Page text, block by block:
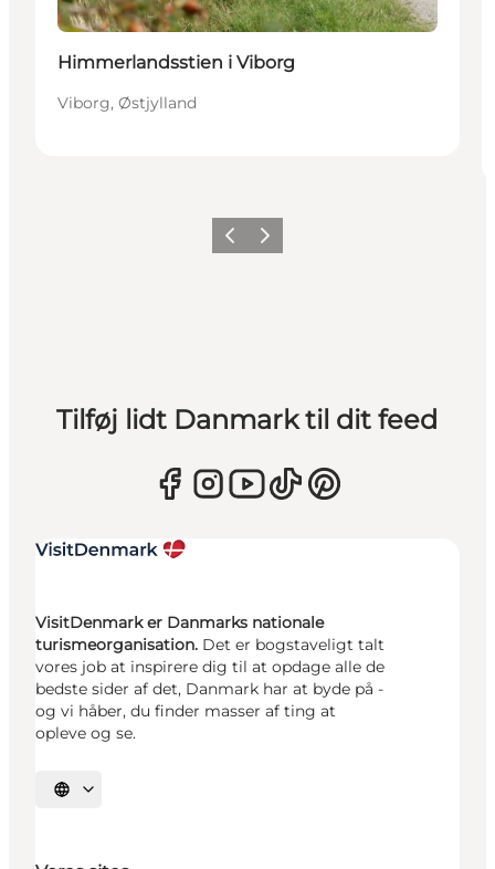
Himmerlandsstien i Viborg
Viborg, Østjylland
ForrigeNæste
Tilføj lidt Danmark til dit feed
VisitDenmark er Danmarks nationale
turismeorganisation. Det er bogstaveligt talt
vores job at inspirere dig til at opdage alle de
bedste sider af det, Danmark har at byde på -
og vi håber, du finder masser af ting at
opleve og se.
Vælg sprog